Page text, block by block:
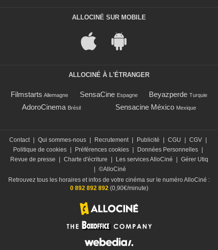
ALLOCINÉ SUR MOBILE
ALLOCINÉ À L'ÉTRANGER
Filmstarts Allemagne SensaCine Espagne Beyazperde Turquie
AdoroCinema Brésil Sensacine México Mexique
Contact Qui sommes-nous Recrutement Publicité CGU CGV
Politique de cookies
Préférences cookies Données Personnelles
Revue de presse
Charte d'écriture Les services AlloCiné
Gérer Utiq
©AlloCiné
Retrouvez tous les horaires et infos de votre cinéma sur le numéro AlloCiné :
0 892 892 892(0,90€/minute)